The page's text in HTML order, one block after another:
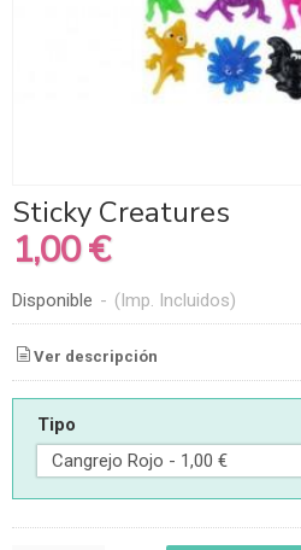
Sticky Creatures
1,00 €
Disponible - (Imp. Incluidos)
Ver descripción
Tipo